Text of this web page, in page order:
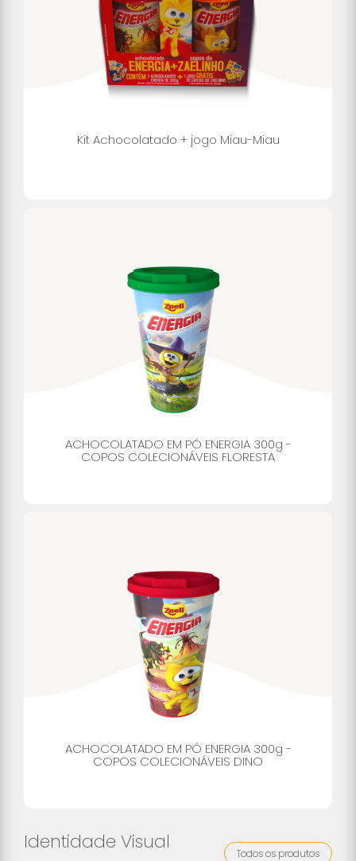
Kit Achocolatado + jogo Miau-Miau
ACHOCOLATADO EM PÓ ENERGIA 300g -
COPOS COLECIONÁVEIS FLORESTA
ACHOCOLATADO EM PÓ ENERGIA 300g -
COPOS COLECIONÁVEIS DINO
Identidade Visual Todos os produtos